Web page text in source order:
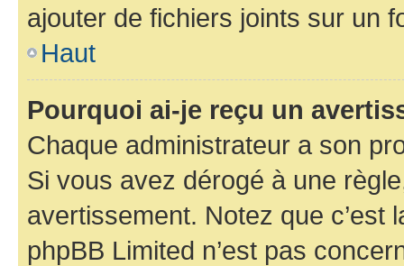
ajouter de fichiers joints sur un
Haut
Pourquoi ai-je reçu un
Chaque administrateur a son
Si vous avez dérogé à une
avertissement. Notez que c’est
phpBB Limited n’est pas